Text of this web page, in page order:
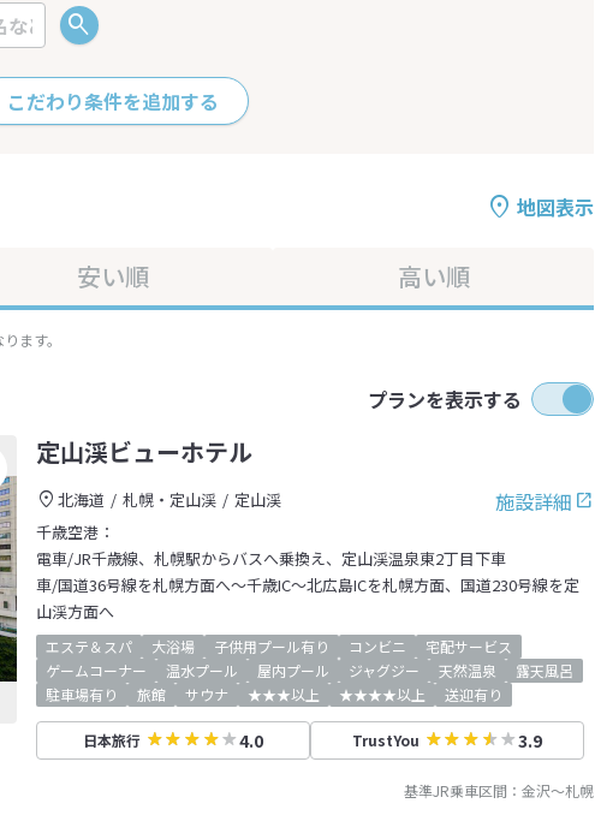
こだわり条件を追加する
地図表示
安い順 高い順
ます。
プランを表示する
定山渓ビューホテル
施設詳細
北海道 札幌・定山渓
定山渓
千歳空港：
電車/JR千歳線、札幌駅からバスへ乗換え、定山渓温泉東2丁目下車
車/国道36号線を札幌方面へ～千歳IC～北広島ICを札幌方面、国道230号線を定
山渓方面へ
エステ＆スパ 大浴場 子供用プール有り コンビニ
宅配サービス
ゲームコーナー
温水プール 屋内プール ジャグジー 天然温泉
露天風呂
駐車場有り
旅館 サウナ ★★★以上 ★★★★以上 送迎有り
日本旅行 4.0 TrustYou 3.9
基準JR乗車区間： 金沢～札幌